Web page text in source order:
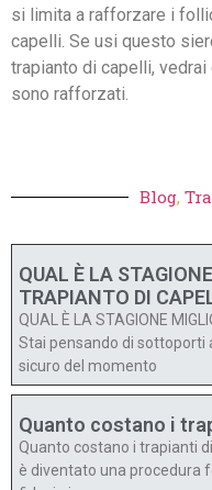
si limita a rafforzare i
capelli. Se usi questo
trapianto di capelli,
sono rafforzati.
Blog,
QUAL È LA
TRAPIANTO DI
QUAL È LA STAGIONE
Stai pensando di sottoporti
sicuro del momento
Quanto costano i
Quanto costano i trapianti
è diventato una procedura